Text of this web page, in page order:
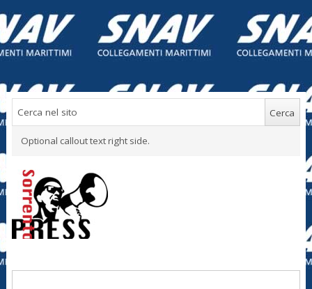
Optional callout text right side.